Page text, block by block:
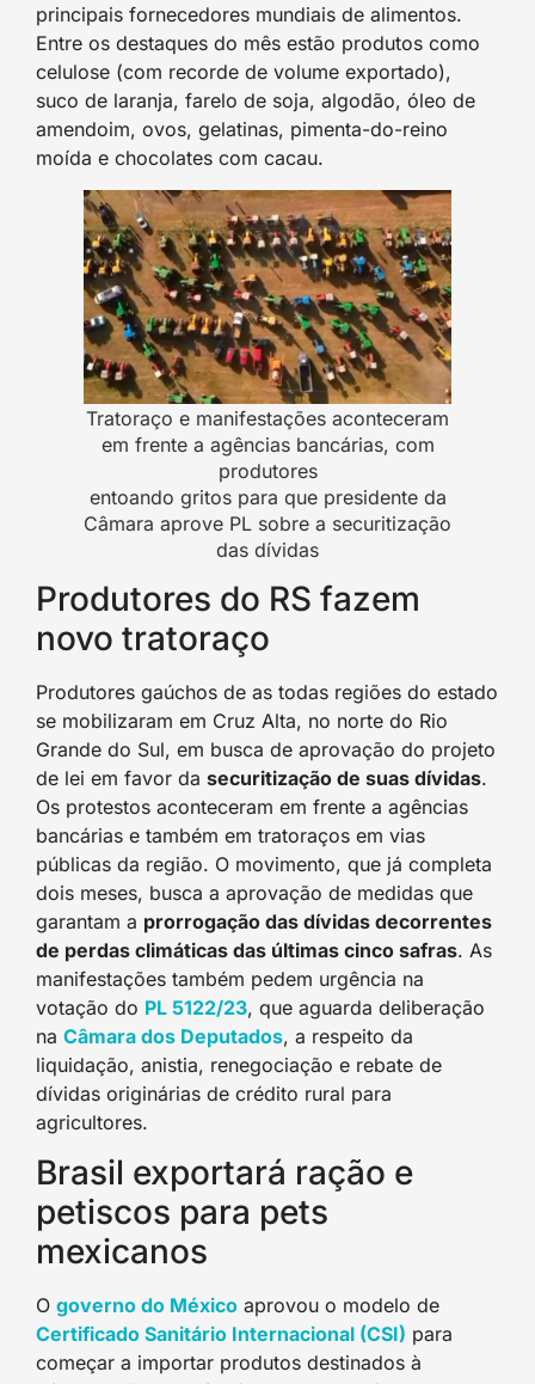
principais fornecedores mundiais de alimentos.
Entre os destaques do mês estão produtos como
celulose (com recorde de volume exportado),
suco de laranja, farelo de soja, algodão, óleo de
amendoim, ovos, gelatinas, pimenta-do-reino
moída e chocolates com cacau.
Tratoraço e manifestações aconteceram
em frente a agências bancárias, com
produtores
entoando gritos para que presidente da
Câmara aprove PL sobre a securitização
das dívidas
Produtores do RS fazem
novo tratoraço
Produtores gaúchos de as todas regiões do estado
se mobilizaram em Cruz Alta, no norte do Rio
Grande do Sul, em busca de aprovação do projeto
de lei em favor da securitização de suas dívidas.
Os protestos aconteceram em frente a agências
bancárias e também em tratoraços em vias
públicas da região. O movimento, que já completa
dois meses, busca a aprovação de medidas que
garantam a prorrogação das dívidas decorrentes
de perdas climáticas das últimas cinco safras. As
manifestações também pedem urgência na
votação do PL 5122/23, que aguarda deliberação
na Câmara dos Deputados, a respeito da
liquidação, anistia, renegociação e rebate de
dívidas originárias de crédito rural para
agricultores.
Brasil exportará ração e
petiscos para pets
mexicanos
O governo do México aprovou o modelo de
Certificado Sanitário Internacional (CSI) para
começar a importar produtos destinados à